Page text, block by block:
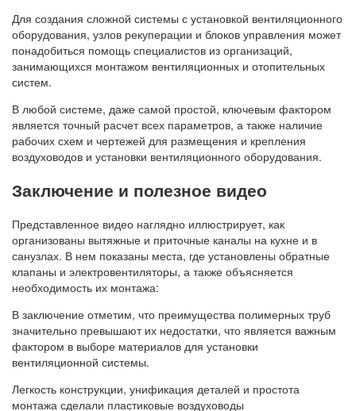
Для создания сложной системы с установкой вентиляционного
оборудования, узлов рекуперации и блоков управления может
понадобиться помощь специалистов из организаций,
занимающихся монтажом вентиляционных и отопительных
систем.
В любой системе, даже самой простой, ключевым фактором
является точный расчет всех параметров, а также наличие
рабочих схем и чертежей для размещения и крепления
воздуховодов и установки вентиляционного оборудования.
Заключение и полезное видео
Представленное видео наглядно иллюстрирует, как
организованы вытяжные и приточные каналы на кухне и в
санузлах. В нем показаны места, где установлены обратные
клапаны и электровентиляторы, а также объясняется
необходимость их монтажа:
В заключение отметим, что преимущества полимерных труб
значительно превышают их недостатки, что является важным
фактором в выборе материалов для установки
вентиляционной системы.
Легкость конструкции, унификация деталей и простота
монтажа сделали пластиковые воздуховоды